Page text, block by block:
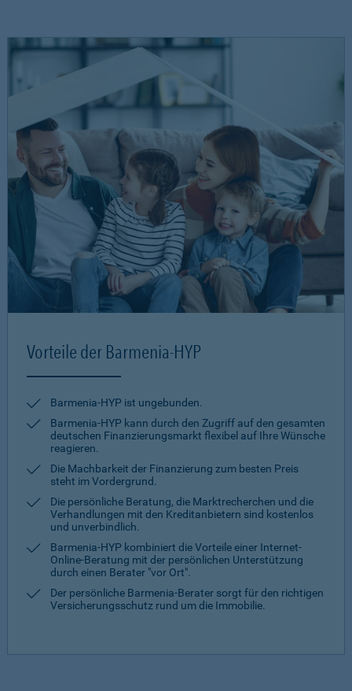
Vorteile der Barmenia-HYP
Barmenia-HYP ist ungebunden.
Barmenia-HYP kann durch den Zugriff auf den gesamten
deutschen Finanzierungsmarkt flexibel auf Ihre Wünsche
reagieren.
Die Machbarkeit der Finanzierung zum besten Preis
steht im Vordergrund.
Die persönliche Beratung, die Marktrecherchen und die
Verhandlungen mit den Kreditanbietern sind kostenlos
und unverbindlich.
Barmenia-HYP kombiniert die Vorteile einer Internet-
Online-Beratung mit der persönlichen Unterstützung
durch einen Berater "vor Ort".
Der persönliche Barmenia-Berater sorgt für den richtigen
Versicherungsschutz rund um die Immobilie.